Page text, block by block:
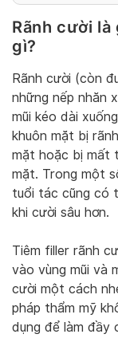
Rãnh cười
gì?
Rãnh cười (còn
những nếp nhăn
mũi kéo dài
khuôn mặt bị
mặt hoặc bị mất
mặt. Trong một
tuổi tác cũng có
khi cười sâu hơn.
Tiêm filler rãnh
vào vùng mũi và
cười một cách
pháp thẩm mỹ
dụng để làm đầy